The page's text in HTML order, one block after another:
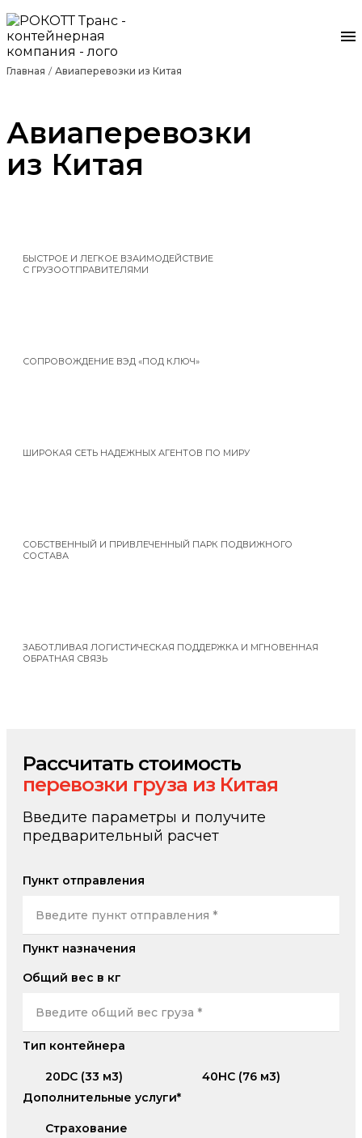
Главная Авиаперевозки из Китая
Авиаперевозки
из Китая
БЫСТРОЕ И ЛЕГКОЕ ВЗАИМОДЕЙСТВИЕ
С ГРУЗООТПРАВИТЕЛЯМИ
СОПРОВОЖДЕНИЕ ВЭД «ПОД КЛЮЧ»
ШИРОКАЯ СЕТЬ НАДЕЖНЫХ АГЕНТОВ ПО МИРУ
СОБСТВЕННЫЙ И ПРИВЛЕЧЕННЫЙ ПАРК ПОДВИЖНОГО
СОСТАВА
ЗАБОТЛИВАЯ ЛОГИСТИЧЕСКАЯ ПОДДЕРЖКА И МГНОВЕННАЯ
ОБРАТНАЯ СВЯЗЬ
Рассчитать стоимость
перевозки груза из Китая
Введите параметры и получите
предварительный расчет
Пункт отправления
Пункт назначения
Общий вес в кг
Тип контейнера
20DC (33 м3)
40HC (76 м3)
Дополнительные услуги*
Страхование